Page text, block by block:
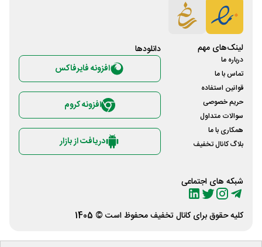
لینک‌های مهم
درباره ما
تماس با ما
قوانین استفاده
حریم خصوصی
سوالات متداول
همکاری با ما
بلاگ کانال تخفیف
شبکه های اجتماعی
دانلود‌ها
افزونه فایرفاکس
افزونه کروم
دریافت از بازار
کلیه حقوق برای کانال تخفیفمحفوظ است © 1405